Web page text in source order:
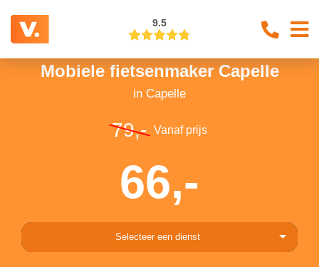
9.5
Mobiele fietsenmaker Capelle
in Capelle
79,- Vanaf prijs
66,-
Selecteer een dienst